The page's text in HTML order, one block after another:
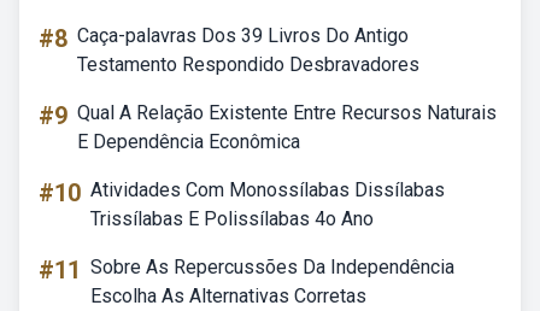
#8 Caça-palavras Dos 39 Livros Do Antigo
Testamento Respondido Desbravadores
#9 Qual A Relação Existente Entre Recursos Naturais
E Dependência Econômica
#10 Atividades Com Monossílabas Dissílabas
Trissílabas E Polissílabas 4o Ano
#11 Sobre As Repercussões Da Independência
Escolha As Alternativas Corretas